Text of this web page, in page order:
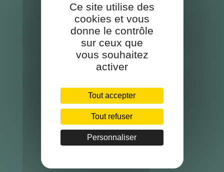
Ce site utilise des
cookies et vous
donne le contrôle
sur ceux que
vous souhaitez
activer
Tout accepter
Tout refuser
Personnaliser